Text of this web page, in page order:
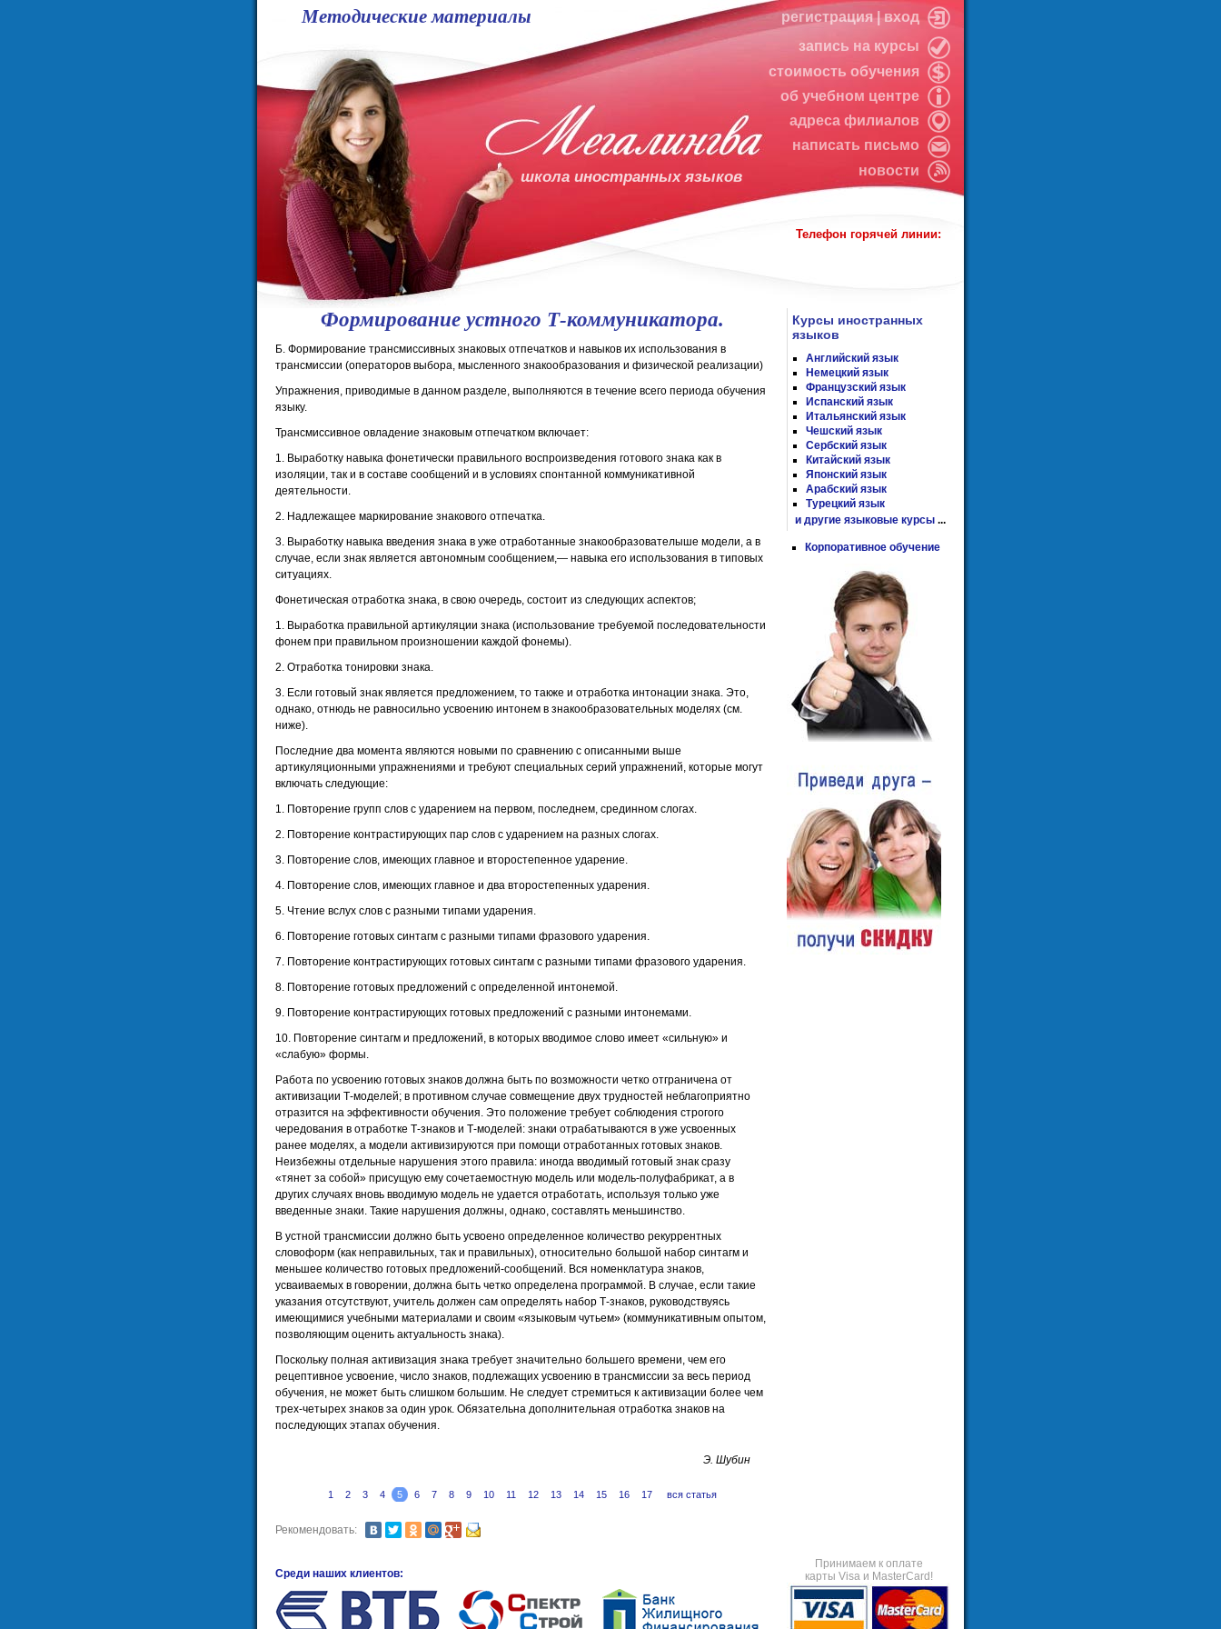
Методические материалы
школа иностранных языков
регистрация | вход
запись на курсы
стоимость обучения
об учебном центре
адреса филиалов
написать письмо
новости
Телефон горячей линии:
Формирование устного Т-коммуникатора.
Б. Формирование трансмиссивных знаковых отпечатков и навыков их использования в
трансмиссии (операторов выбора, мысленного знакообразования и физической реализации)
Упражнения, приводимые в данном разделе, выполняются в течение всего периода обучения
языку.
Трансмиссивное овладение знаковым отпечатком включает:
1. Выработку навыка фонетически правильного воспроизведения готового знака как в
изоляции, так и в составе сообщений и в условиях спонтанной коммуникативной
деятельности.
2. Надлежащее маркирование знакового отпечатка.
3. Выработку навыка введения знака в уже отработанные знакообразователыше модели, а в
случае, если знак является автономным сообщением,— навыка его использования в типовых
ситуациях.
Фонетическая отработка знака, в свою очередь, состоит из следующих аспектов;
1. Выработка правильной артикуляции знака (использование требуемой последовательности
фонем при правильном произношении каждой фонемы).
2. Отработка тонировки знака.
3. Если готовый знак является предложением, то также и отработка интонации знака. Это,
однако, отнюдь не равносильно усвоению интонем в знакообразовательных моделях (см.
ниже).
Последние два момента являются новыми по сравнению с описанными выше
артикуляционными упражнениями и требуют специальных серий упражнений, которые могут
включать следующие:
1. Повторение групп слов с ударением на первом, последнем, срединном слогах.
2. Повторение контрастирующих пар слов с ударением на разных слогах.
3. Повторение слов, имеющих главное и второстепенное ударение.
4. Повторение слов, имеющих главное и два второстепенных ударения.
5. Чтение вслух слов с разными типами ударения.
6. Повторение готовых синтагм с разными типами фразового ударения.
7. Повторение контрастирующих готовых синтагм с разными типами фразового ударения.
8. Повторение готовых предложений с определенной интонемой.
9. Повторение контрастирующих готовых предложений с разными интонемами.
10. Повторение синтагм и предложений, в которых вводимое слово имеет «сильную» и
«слабую» формы.
Работа по усвоению готовых знаков должна быть по возможности четко отграничена от
активизации Т-моделей; в противном случае совмещение двух трудностей неблагоприятно
отразится на эффективности обучения. Это положение требует соблюдения строгого
чередования в отработке Т-знаков и Т-моделей: знаки отрабатываются в уже усвоенных
ранее моделях, а модели активизируются при помощи отработанных готовых знаков.
Неизбежны отдельные нарушения этого правила: иногда вводимый готовый знак сразу
«тянет за собой» присущую ему сочетаемостную модель или модель-полуфабрикат, а в
других случаях вновь вводимую модель не удается отработать, используя только уже
введенные знаки. Такие нарушения должны, однако, составлять меньшинство.
В устной трансмиссии должно быть усвоено определенное количество рекуррентных
словоформ (как неправильных, так и правильных), относительно большой набор синтагм и
меньшее количество готовых предложений-сообщений. Вся номенклатура знаков,
усваиваемых в говорении, должна быть четко определена программой. В случае, если такие
указания отсутствуют, учитель должен сам определять набор Т-знаков, руководствуясь
имеющимися учебными материалами и своим «языковым чутьем» (коммуникативным опытом,
позволяющим оценить актуальность знака).
Поскольку полная активизация знака требует значительно большего времени, чем его
рецептивное усвоение, число знаков, подлежащих усвоению в трансмиссии за весь период
обучения, не может быть слишком большим. Не следует стремиться к активизации более чем
трех-четырех знаков за один урок. Обязательна дополнительная отработка знаков на
последующих этапах обучения.
Э. Шубин
1 2 3 4 5 6 7 8 9 10 11 12 13 14 15 16 17 вся статья
Рекомендовать:
Курсы иностранных
языков
Английский язык
Немецкий язык
Французский язык
Испанский язык
Итальянский язык
Чешский язык
Сербский язык
Китайский язык
Японский язык
Арабский язык
Турецкий язык
и другие языковые курсы ...
Корпоративное обучение
Среди наших клиентов:
Принимаем к оплате
карты Visa и MasterCard!